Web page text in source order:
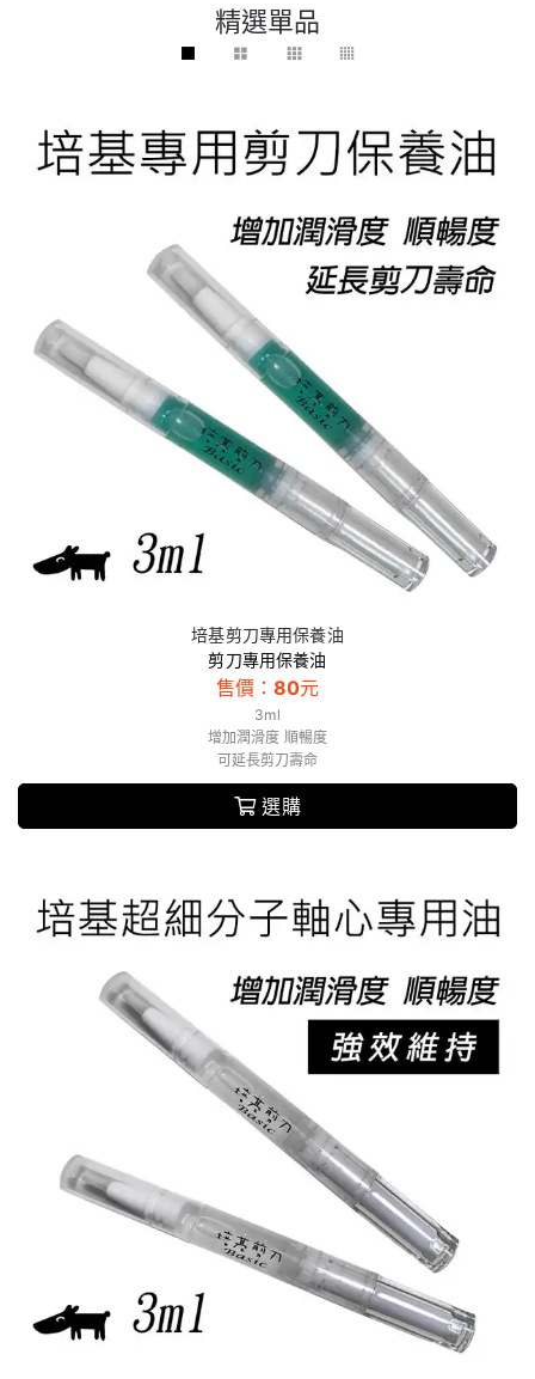
精選單品
培基剪刀專用保養油
剪刀專用保養油
售價： 80元
3ml
增加潤滑度 順暢度
可延長剪刀壽命
選購